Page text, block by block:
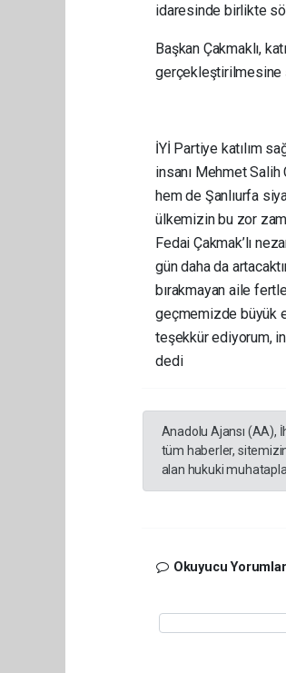
idaresinde birlikte
Başkan Çakmaklı,
gerçekleştirilmesine
İYİ Partiye katılım
insanı Mehmet Salih
hem de Şanlıurfa
ülkemizin bu zor
Fedai Çakmak’lı
gün daha da
bırakmayan aile
geçmemizde büyük
teşekkür ediyorum,
dedi
Anadolu Ajansı (AA),
tüm haberler,
alan hukuki
Okuyucu